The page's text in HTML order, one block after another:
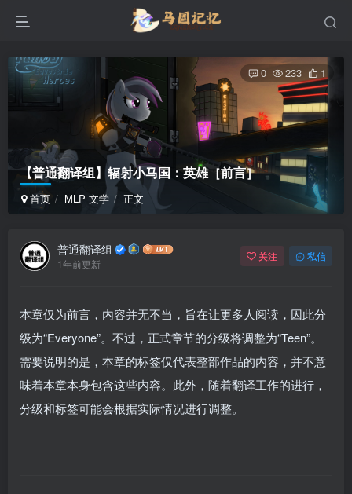
【普通翻译组】辐射小马国：英雄［前言］
首页 MLP 文学 正文
0 233 1
普通翻译组
1年前更新
关注 私信
本章仅为前言，内容并无不当，旨在让更多人阅读，因此分
级为“Everyone”。不过，正式章节的分级将调整为“Teen”。
需要说明的是，本章的标签仅代表整部作品的内容，并不意
味着本章本身包含这些内容。此外，随着翻译工作的进行，
分级和标签可能会根据实际情况进行调整。